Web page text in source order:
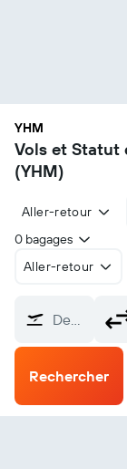
YHM
Vols et Statut
(YHM)
Aller-retour
0 bagages
Aller-retour
De…
Rechercher